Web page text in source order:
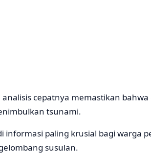
analisis cepatnya memastikan
tsunami.
informasi paling krusial bagi warga
susulan.